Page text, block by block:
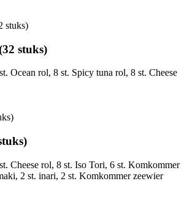
stuks)
Ocean rol, 8 st. Spicy tuna rol, 8 st. Cheese
Cheese rol, 8 st. Iso Tori, 6 st. Komkommer
2 st. inari, 2 st. Komkommer zeewier